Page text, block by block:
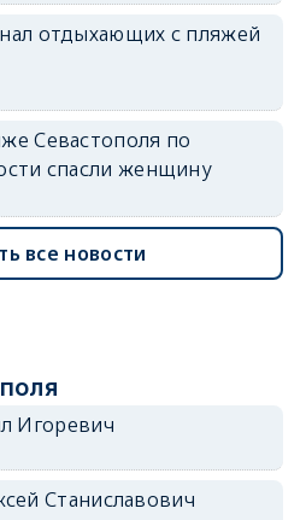
отдыхающих с пляжей
Севастополя по
спасли женщину
все новости
Игоревич
Станиславович